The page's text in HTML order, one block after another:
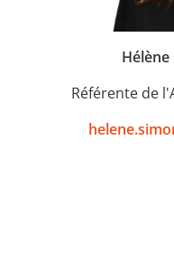
Référente de